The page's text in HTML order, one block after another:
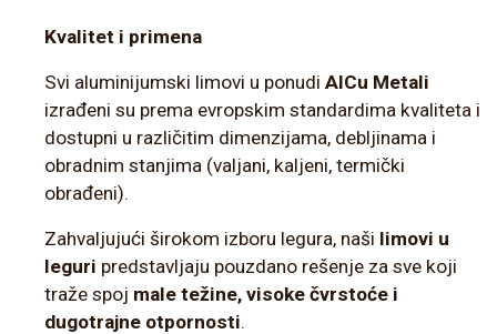
Kvalitet i primena
Svi aluminijumski limovi u ponudi AlCu Metali
izrađeni su prema evropskim standardima kvaliteta i
dostupni u različitim dimenzijama, debljinama i
obradnim stanjima (valjani, kaljeni, termički
obrađeni).
Zahvaljujući širokom izboru legura, naši limovi u
leguri predstavljaju pouzdano rešenje za sve koji
traže spoj male težine, visoke čvrstoće i
dugotrajne otpornosti.